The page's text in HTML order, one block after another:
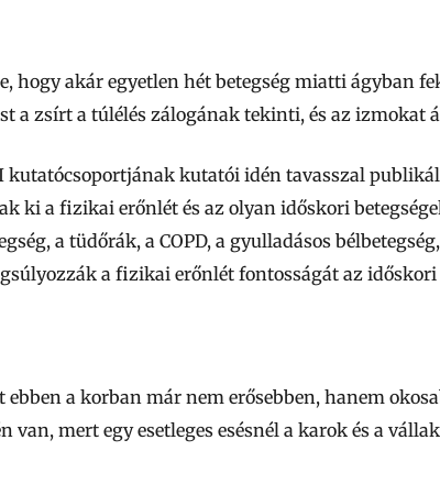
hogy akár egyetlen hét betegség miatti ágyban
a zsírt a túlélés zálogának tekinti, és az izmokat
kutatócsoportjának kutatói idén tavasszal
ki a fizikai erőnlét és az olyan időskori
a tüdőrák, a COPD, a gyulladásos
a fizikai erőnlét fontosságát az időskori
a korban már nem erősebben, hanem
van, mert egy esetleges esésnél a karok és a